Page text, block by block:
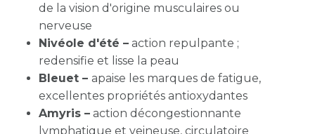
de la vision d'origine musculaires ou
nerveuse
Nivéole d'été – action repulpante ;
redensifie et lisse la peau
Bleuet – apaise les marques de fatigue,
excellentes propriétés antioxydantes
Amyris – action décongestionnante
lymphatique et veineuse, circulatoire